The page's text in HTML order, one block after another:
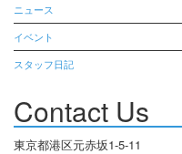
ニュース
イベント
スタッフ日記
Contact Us
東京都港区元赤坂1-5-11